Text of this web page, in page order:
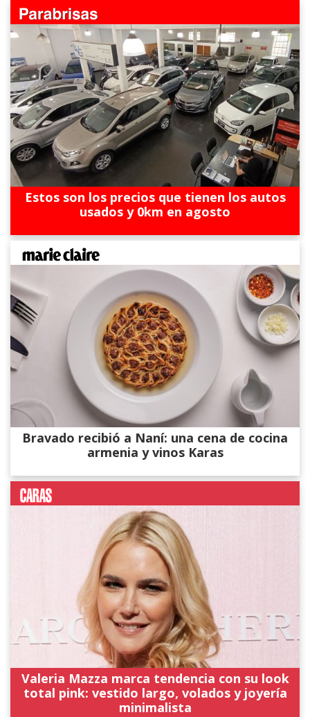
Estos son los precios que tienen los autos
usados y 0km en agosto
Bravado recibió a Naní: una cena de cocina
armenia y vinos Karas
Valeria Mazza marca tendencia con su look
total pink: vestido largo, volados y joyería
minimalista